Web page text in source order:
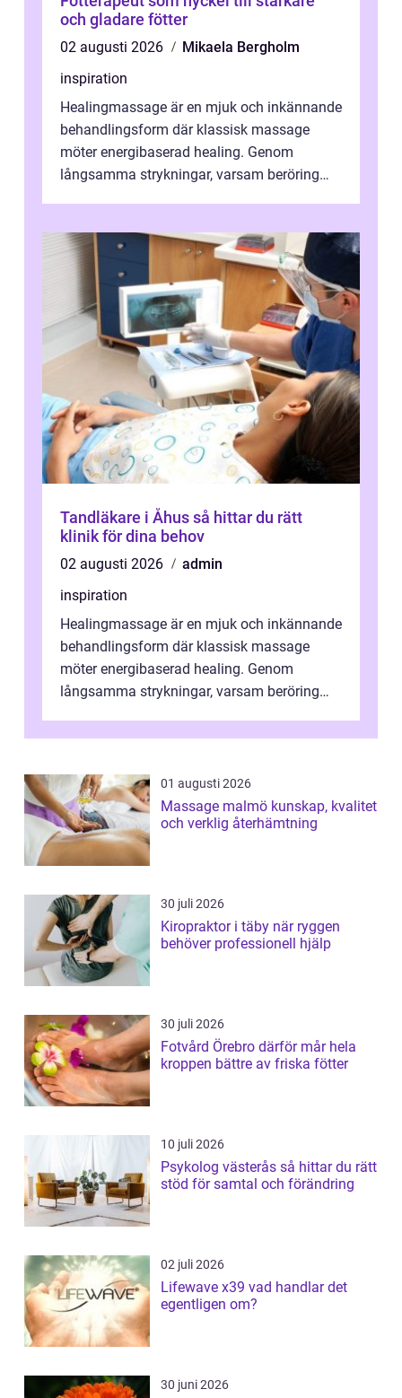
och gladare fötter
02 augusti 2026
Mikaela Bergholm
inspiration
Healingmassage är en mjuk och inkännande
behandlingsform där klassisk massage
möter energibaserad healing. Genom
långsamma strykningar, varsam beröring
Tandläkare i Åhus så hittar du rätt
klinik för dina behov
02 augusti 2026
admin
inspiration
Healingmassage är en mjuk och inkännande
behandlingsform där klassisk massage
möter energibaserad healing. Genom
långsamma strykningar, varsam beröring
nervsys...
01 augusti 2026
Massage malmö kunskap, kvalitet
och verklig återhämtning
30 juli 2026
Kiropraktor i täby när ryggen
behöver professionell hjälp
30 juli 2026
Fotvård Örebro därför mår hela
kroppen bättre av friska fötter
10 juli 2026
Psykolog västerås så hittar du rätt
stöd för samtal och förändring
02 juli 2026
Lifewave x39 vad handlar det
egentligen om?
30 juni 2026